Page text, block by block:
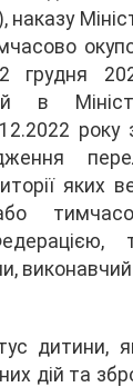
наказу
грудня
в
яких
дитини,
дій та